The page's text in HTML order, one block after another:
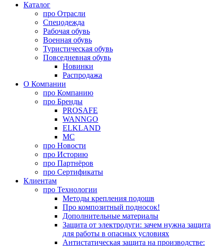
Каталог
про Отрасли
Спецодежда
Рабочая обувь
Военная обувь
Туристическая обувь
Повседневная обувь
Новинки
Распродажа
О Компании
про Компанию
про Бренды
PROSAFE
WANNGO
ELKLAND
MC
про Новости
про Историю
про Партнёров
про Сертификаты
Клиентам
про Технологии
Методы крепления подошв
Про композитный подносок!
Дополнительные материалы
Защита от электродуги: зачем нужна защита
для работы в опасных условиях
Антистатическая защита на производстве: